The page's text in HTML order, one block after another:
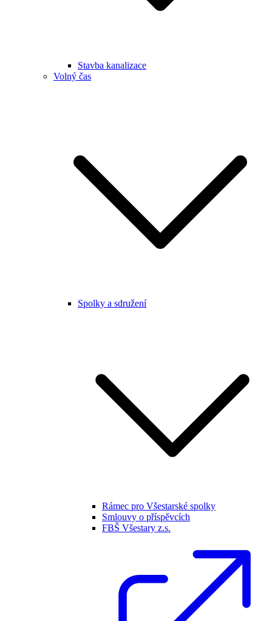
Stavba kanalizace
Volný čas
Spolky a sdružení
Rámec pro Všestarské spolky
Smlouvy o příspěvcích
FBŠ Všestary z.s.